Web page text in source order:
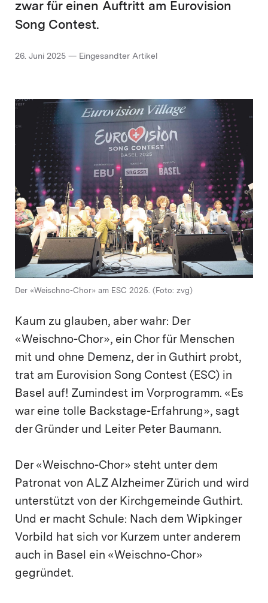
zwar für einen Auftritt am Eurovision
Song Contest.
26. Juni 2025 — Eingesandter Artikel
Der «Weischno-Chor» am ESC 2025. (Foto: zvg)
Kaum zu glauben, aber wahr: Der
«Weischno-Chor», ein Chor für Menschen
mit und ohne Demenz, der in Guthirt probt,
trat am Eurovision Song Contest (ESC) in
Basel auf! Zumindest im Vorprogramm. «Es
war eine tolle Backstage-Erfahrung», sagt
der Gründer und Leiter Peter Baumann.
Der «Weischno-Chor» steht unter dem
Patronat von ALZ Alzheimer Zürich und wird
unterstützt von der Kirchgemeinde Guthirt.
Und er macht Schule: Nach dem Wipkinger
Vorbild hat sich vor Kurzem unter anderem
auch in Basel ein «Weischno-Chor»
gegründet.